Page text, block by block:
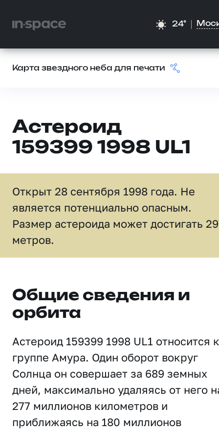
24°
Карта звездного неба для печати
Астероид
159399 1998 UL1
Открыт 28 сентября 1998 года. Не
является потенциально опасным.
Размер астероида может достигать
метров.
Общие сведения и
орбита
Астероид 159399 1998 UL1 относится к
группе Амура. Один оборот вокруг
Солнца он совершает за 689 земных
дней, максимально удаляясь от него
277 миллионов километров и
приближаясь на 180 миллионов